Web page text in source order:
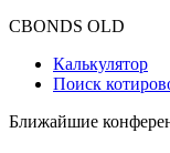
CBONDS OLD
Калькулятор
Поиск
Ближайшие